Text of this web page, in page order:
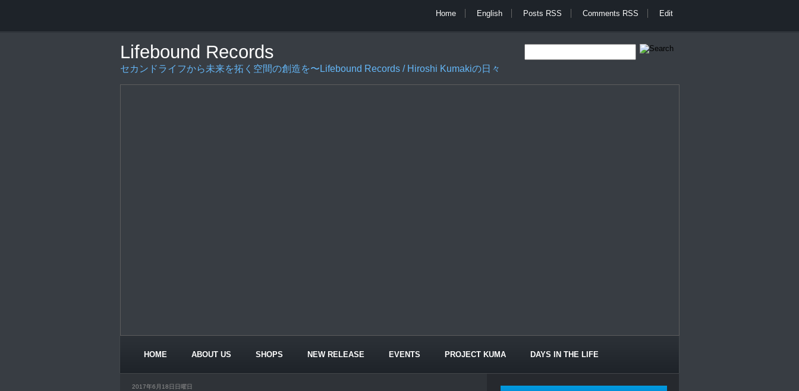
Home English Posts RSS Comments RSS Edit
Lifebound Records
セカンドライフから未来を拓く空間の創造を〜Lifebound Records / Hiroshi Kumakiの日々
HOME ABOUT US SHOPS NEW RELEASE EVENTS PROJECT KUMA DAYS IN THE LIFE
2017年6月18日日曜日